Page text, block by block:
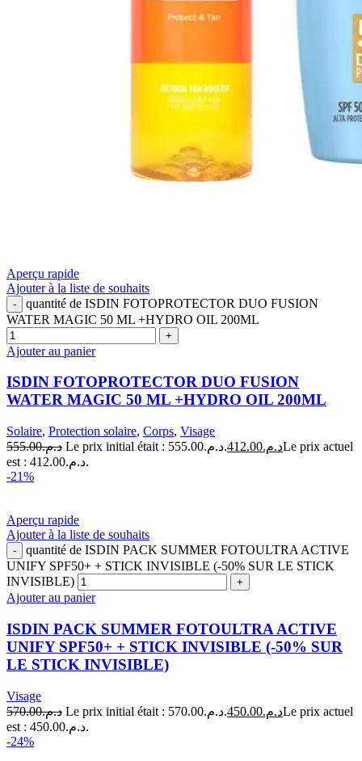
Aperçu rapide
Ajouter à la liste de souhaits
quantité de ISDIN FOTOPROTECTOR DUO FUSION
WATER MAGIC 50 ML +HYDRO OIL 200ML
Ajouter au panier
ISDIN FOTOPROTECTOR DUO FUSION
WATER MAGIC 50 ML +HYDRO OIL 200ML
Solaire, Protection solaire, Corps, Visage
د.م.555.00 Le prix initial était : د.م.555.00. د.م.412.00
Le prix actuel
est : د.م.412.00.
-21%
Aperçu rapide
Ajouter à la liste de souhaits
quantité de ISDIN PACK SUMMER FOTOULTRA ACTIVE
UNIFY SPF50+ + STICK INVISIBLE (-50% SUR LE STICK
INVISIBLE)
Ajouter au panier
ISDIN PACK SUMMER FOTOULTRA ACTIVE
UNIFY SPF50+ + STICK INVISIBLE (-50% SUR
LE STICK INVISIBLE)
Visage
د.م.570.00 Le prix initial était : د.م.570.00. د.م.450.00
Le prix actuel
est : د.م.450.00.
-24%